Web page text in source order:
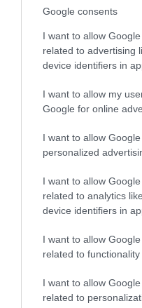
Google consents
I want to allow
related to advertising
device identifiers in
I want to allow my
Google for online
I want to allow
personalized
I want to allow
related to analytics
device identifiers in
I want to allow
related to
I want to allow
related to
Ο Γιάννης
Κωνσταντίνο Ζούλα